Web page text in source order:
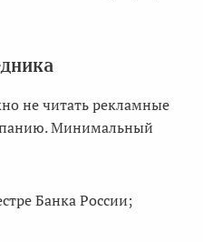
не читать рекламные
Минимальный
Банка России;